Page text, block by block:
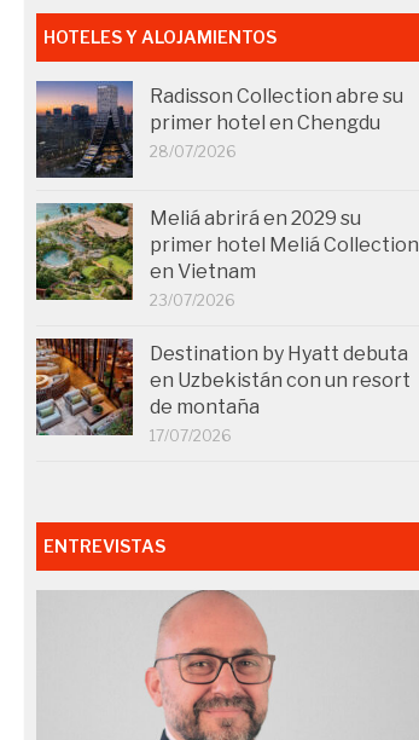
HOTELES Y ALOJAMIENTOS
Radisson Collection abre su
primer hotel en Chengdu
28/07/2026
Meliá abrirá en 2029 su
primer hotel Meliá Collection
en Vietnam
23/07/2026
Destination by Hyatt debuta
en Uzbekistán con un resort
de montaña
17/07/2026
ENTREVISTAS